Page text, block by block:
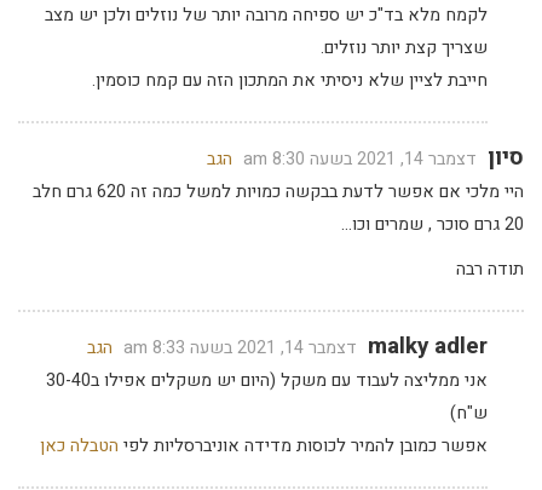
לקמח מלא בד"כ יש ספיחה מרובה יותר של נוזלים ולכן יש מצב
שצריך קצת יותר נוזלים.
חייבת לציין שלא ניסיתי את המתכון הזה עם קמח כוסמין.
סיון דצמבר 14, 2021 בשעה 8:30 am
הגב
היי מלכי אם אפשר לדעת בבקשה כמויות למשל כמה זה 620 גרם חלב
20 גרם סוכר , שמרים וכו…
תודה רבה
malky adler דצמבר 14, 2021 בשעה 8:33 am
הגב
אני ממליצה לעבוד עם משקל (היום יש משקלים אפילו ב30-40
ש"ח)
אפשר כמובן להמיר לכוסות מדידה אוניברסליות לפי הטבלה כאן